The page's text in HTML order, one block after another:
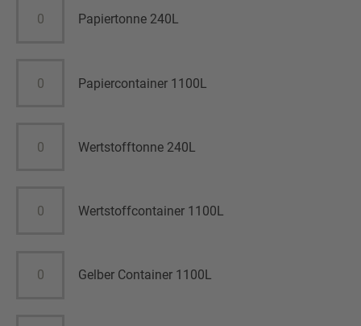
Papiertonne 240L
Papiercontainer 1100L
Wertstofftonne 240L
Wertstoffcontainer 1100L
Gelber Container 1100L